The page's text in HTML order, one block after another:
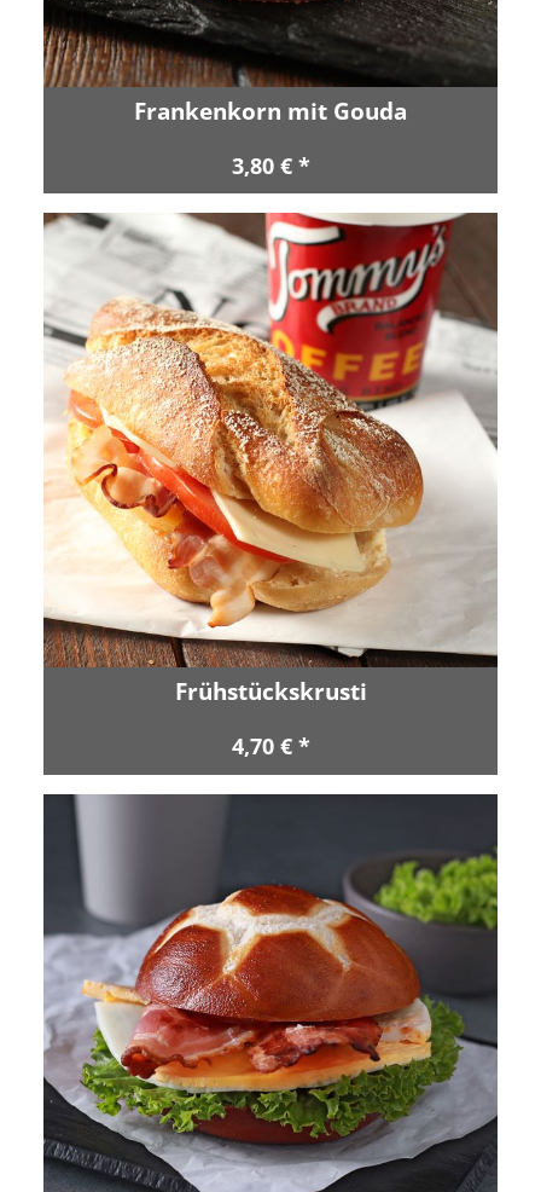
Frankenkorn mit Gouda
3,80 € *
Frühstückskrusti
4,70 € *